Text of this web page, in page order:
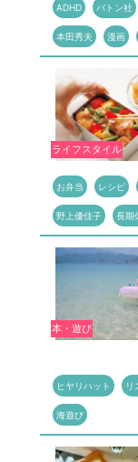
ADHD バトン社
本田秀夫 漫画
ライフスタイル
お弁当 レシピ
野上優佳子 長期
本・遊び
ヒヤリハット リ
海遊び